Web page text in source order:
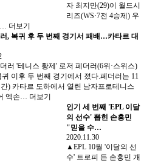
자 최지만(29)이 월드시
리즈(WS·7전 4승제) 우
더보기
, 복귀 후 두 번째 경기서 패배…카타르 대
러 '테니스 황제' 로저 페더러(6위·스위스)
귀 이후 두 번째 경기에서 졌다.페더러는 11
) 카타르 도하에서 열린 남자프로테니스
엑손… 더보기
인기 세 번째 'EPL 이달
의 선수' 뽑힌 손흥민
"믿을 수…
2020.11.30
▲EPL 10월 '이달의 선
수' 트로피 든 손흥민 개